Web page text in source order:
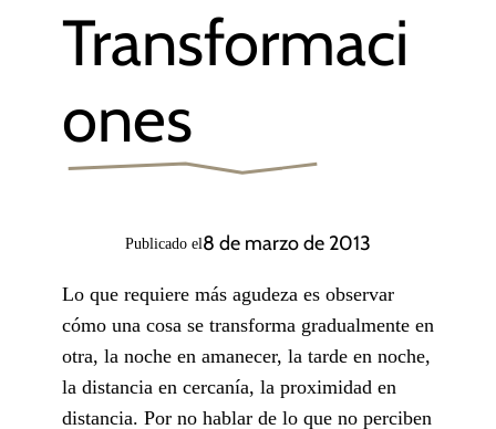
Transformaci
ones
Publicado el8 de marzo de 2013
Lo que requiere más agudeza es observar
cómo una cosa se transforma gradualmente en
otra, la noche en amanecer, la tarde en noche,
la distancia en cercanía, la proximidad en
distancia. Por no hablar de lo que no perciben